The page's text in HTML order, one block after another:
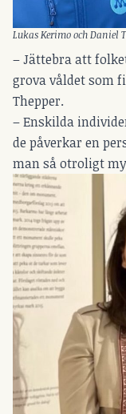
Lukas Kerimo och Daniel
– Jättebra att
grova våldet som
Thepper.
– Enskilda
de påverkar en
man så otroligt